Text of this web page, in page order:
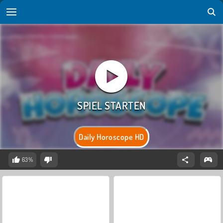
Daily Horoscope HD
63%